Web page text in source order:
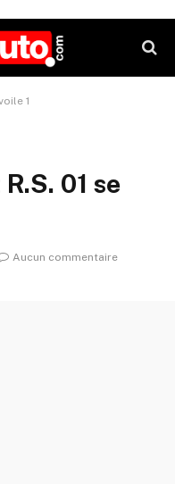
1
01 se
Aucun commentaire